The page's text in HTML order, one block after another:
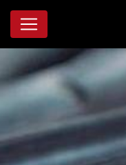
Panneau de gestion des